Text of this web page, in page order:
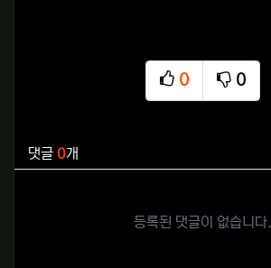
0
추천
0
비추천
댓글 0개
등록된 댓글이 없습니다.